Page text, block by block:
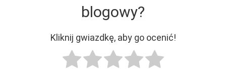
blogowy?
Kliknij gwiazdkę, aby go ocenić!